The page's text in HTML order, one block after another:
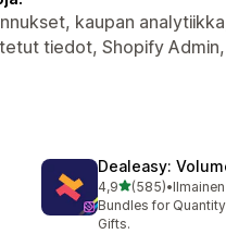
kaupan
tiedot, Shopify
Dealeasy:
4,9/ 5 tähteä
(585)
585 arvostelua
•
Bundles for
Gifts.